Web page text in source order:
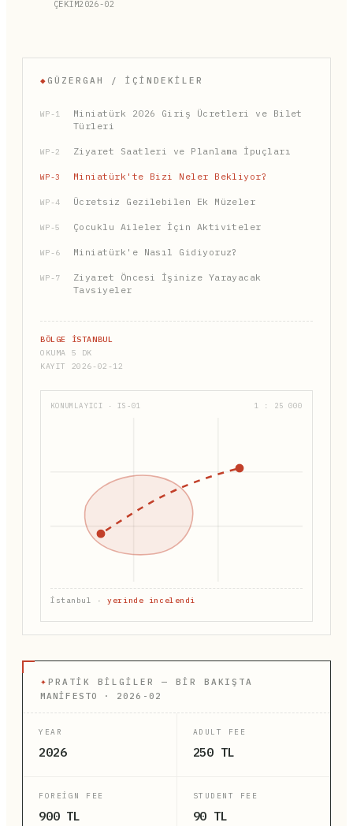
ÇEKİM2026-02
◆ GÜZERGAH / İÇINDEKILER
WP-1
Miniatürk 2026 Giriş Ücretleri ve Bilet
Türleri
WP-2 Ziyaret Saatleri ve Planlama İpuçları
WP-3 Miniatürk'te Bizi Neler Bekliyor?
WP-4 Ücretsiz Gezilebilen Ek Müzeler
WP-5 Çocuklu Aileler İçin Aktiviteler
WP-6 Miniatürk'e Nasıl Gidiyoruz?
WP-7
Ziyaret Öncesi İşinize Yarayacak
Tavsiyeler
BÖLGE İSTANBUL
OKUMA 5 DK
KAYIT 2026-02-12
KONUMLAYICI · IS-01 1 : 25 000
İstanbul ·yerinde incelendi
✦ PRATIK BILGILER — BIR BAKIŞTA
MANİFESTO · 2026-02
YEAR
2026
ADULT FEE
250 TL
FOREIGN FEE
900 TL
STUDENT FEE
90 TL